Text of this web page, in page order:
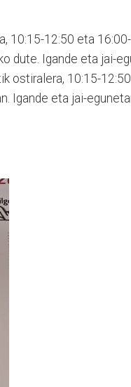
10:15-12:50 eta
dute. Igande eta jai-
ostiralera, 10:15-
Igande eta jai-